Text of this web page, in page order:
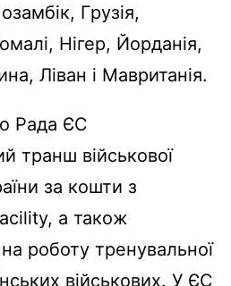
Грузія,
Нігер, Йорданія,
Ліван і Мавританія.
Рада ЄС
транш військової
за кошти з
а також
роботу тренувальної
військових. У ЄС